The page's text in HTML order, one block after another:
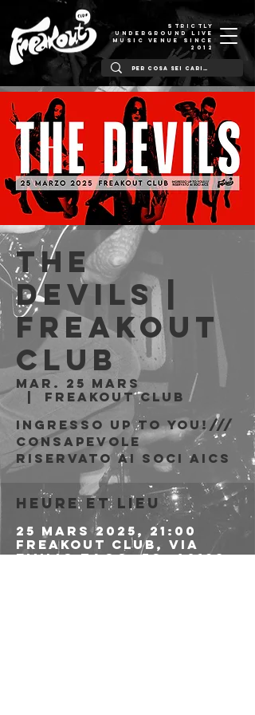
STRICTLY
UNDERGROUND LIVE
MUSIC VENUE SINCE
2012
The
Devils |
Freakout
Club
mar. 25 mars
Freakout Club
Ingresso Up to You!///
consapevole
riservato ai soci aics
Heure et lieu
25 mars 2025, 21:00
Freakout Club, Via
Emilio Zago, 7c, 40128